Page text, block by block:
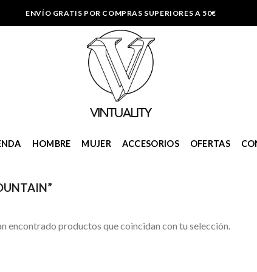
ENVÍO GRATIS POR COMPRAS SUPERIORES A 50€
HOMBRE MUJER ACCESORIOS OFERTAS
encontrado productos que coincidan con tu selección.